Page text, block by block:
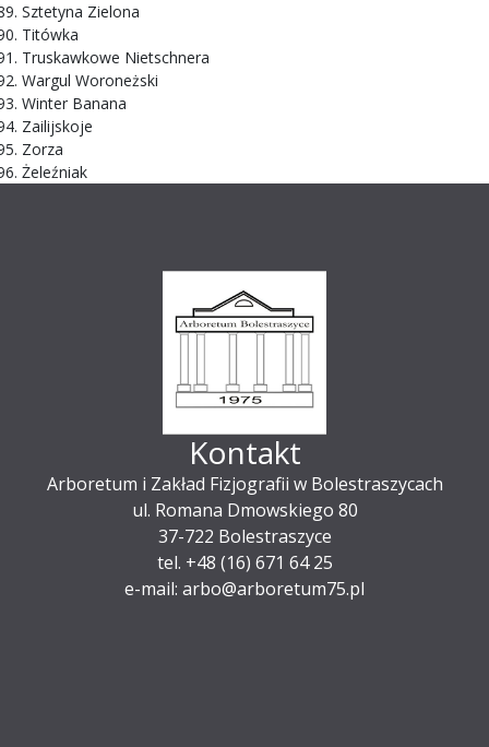
Sztetyna Zielona
Titówka
Truskawkowe Nietschnera
Wargul Woroneżski
Winter Banana
Zailijskoje
Zorza
Żeleźniak
Kontakt
Arboretum i Zakład Fizjografii w Bolestraszycach
ul. Romana Dmowskiego 80
37-722 Bolestraszyce
tel. +48 (16) 671 64 25
e-mail: arbo@arboretum75.pl